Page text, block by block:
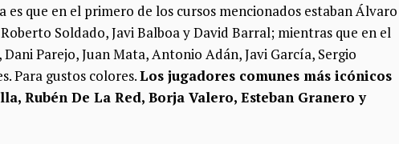
que en el primero de los cursos mencionados estaban Álvaro
Soldado, Javi Balboa y David Barral; mientras que en el
Parejo, Juan Mata, Antonio Adán, Javi García, Sergio
Para gustos colores.Los jugadores comunes más icónicos
Rubén De La Red, Borja Valero, Esteban Granero y